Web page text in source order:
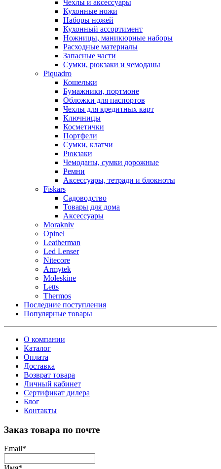
Чехлы и аксессуары
Кухонные ножи
Наборы ножей
Кухонный ассортимент
Ножницы, маникюрные наборы
Расходные материалы
Запасные части
Сумки, рюкзаки и чемоданы
Piquadro
Кошельки
Бумажники, портмоне
Обложки для паспортов
Чехлы для кредитных карт
Ключницы
Косметички
Портфели
Сумки, клатчи
Рюкзаки
Чемоданы, сумки дорожные
Ремни
Аксессуары, тетради и блокноты
Fiskars
Садоводство
Товары для дома
Аксессуары
Morakniv
Opinel
Leatherman
Led Lenser
Nitecore
Armytek
Moleskine
Letts
Thermos
Последние поступления
Популярные товары
О компании
Каталог
Оплата
Доставка
Возврат товара
Личный кабинет
Сертификат дилера
Блог
Контакты
Заказ товара по почте
Email*